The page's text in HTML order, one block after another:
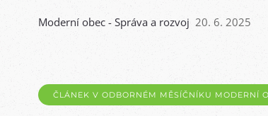
Moderní obec - Správa a rozvoj 20. 6. 2025
ČLÁNEK V ODBORNÉM MĚSÍČNÍKU MODERNÍ